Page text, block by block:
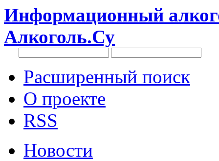
Информационный
Алкоголь.Су
Расширенный поиск
О проекте
RSS
Новости